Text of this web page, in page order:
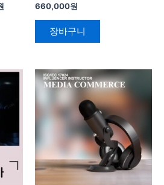
660,000원
장바구니